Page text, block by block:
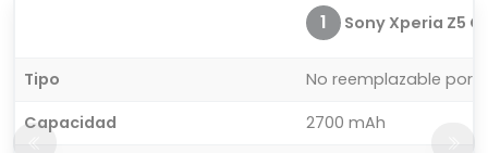
1 Sony Xperia Z5
Tipo
No reemplazable por
Capacidad
2700 mAh